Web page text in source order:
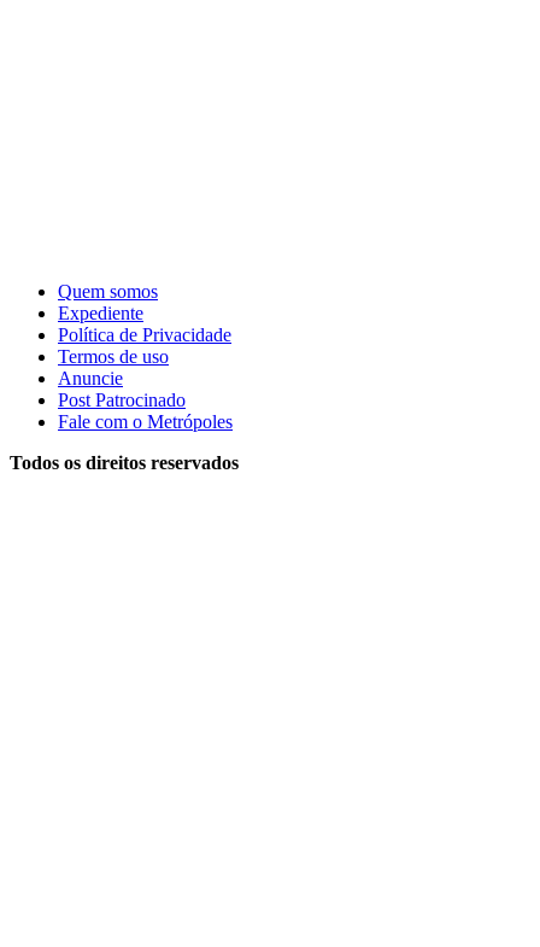
Quem somos
Expediente
Política de Privacidade
Termos de uso
Anuncie
Post Patrocinado
Fale com o Metrópoles
Todos os direitos reservados